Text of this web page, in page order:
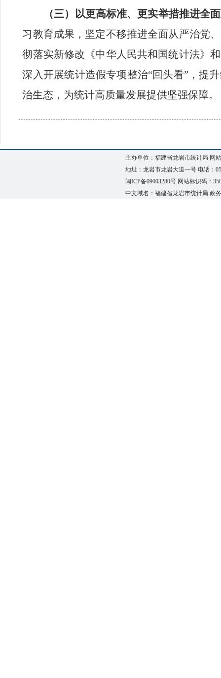
（三） 以更高标准、更实举措推进全
习教育成果，坚定不移推进全面从严治党
彻落实新修改《中华人民共和国统计法》
深入开展统计造假专项整治“回头看”，提
治生态，为统计高质量发展提供坚强保障。